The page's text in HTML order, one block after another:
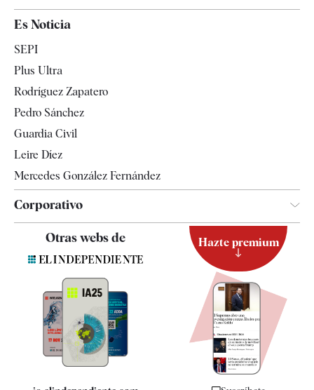
España
Televisión
Es Noticia
SEPI
Plus Ultra
Rodríguez Zapatero
Pedro Sánchez
Guardia Civil
Leire Díez
Mercedes González Fernández
Corporativo
Contacto
Quiénes somos
Especificaciones
Otras webs de Hazte premium